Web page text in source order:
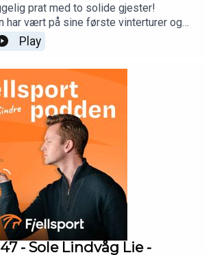
prat med to solide gjester!
har vært på sine første vinterturer og
det egentlig? Skjult
i episoden! Vi oppsummerer og
smått og stort innenfor friluftsliv. Sjekk
ut YT-kanalen til Sebastian -->
@WingeiskauenSend
til inspirasjon@fjellsport.no innen
for å være med
Play
- Sole Lindvåg Lie -